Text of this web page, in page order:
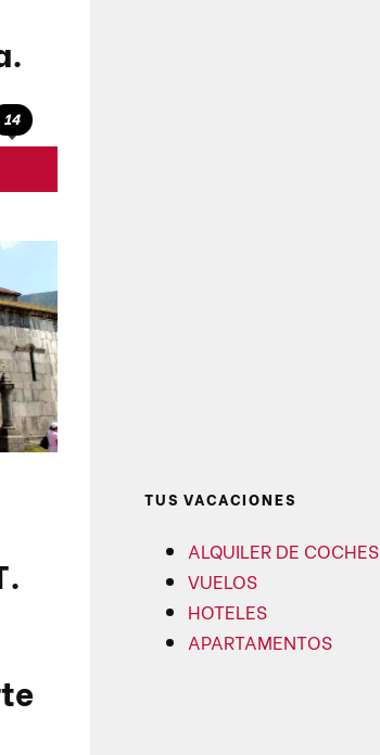
14
TUS VACACIONES
ALQUILER DE COCHES
VUELOS
HOTELES
APARTAMENTOS